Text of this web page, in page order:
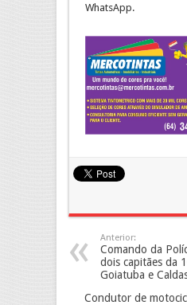
WhatsApp.
Anterior:
Comando da
dois capitães da
Goiatuba e
Condutor de